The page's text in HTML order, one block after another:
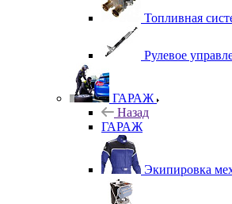
Топливная
Рулевое
ГАРАЖ
Назад
ГАРАЖ
Экипировка